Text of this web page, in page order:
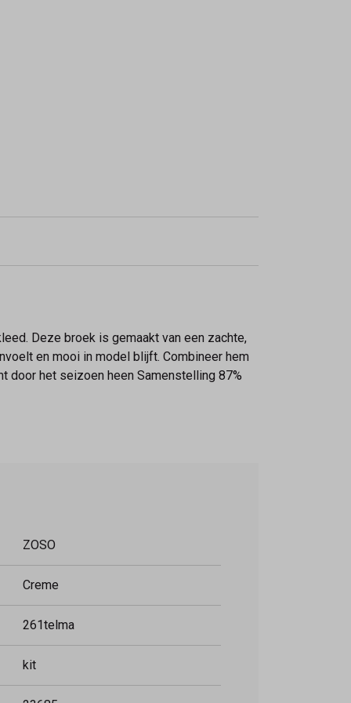
Deze broek is gemaakt van een zachte,
en mooi in model blijft. Combineer hem
door het seizoen heen Samenstelling 87%
ZOSO
Creme
261telma
kit